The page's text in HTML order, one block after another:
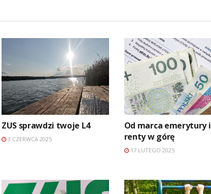
ZUS sprawdzi twoje L4
3 CZERWCA 2025
Od marca emerytury i
renty w górę
17 LUTEGO 2025